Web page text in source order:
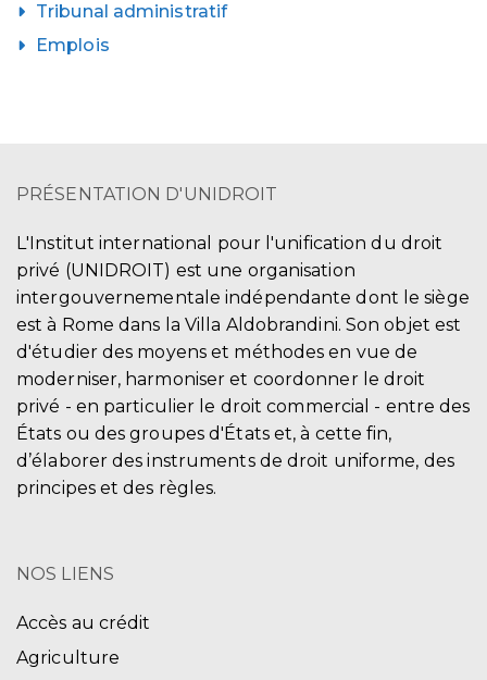
Tribunal administratif
Emplois
PRÉSENTATION D'UNIDROIT
L'Institut international pour l'unification du droit
privé (UNIDROIT) est une organisation
intergouvernementale indépendante dont le siège
est à Rome dans la Villa Aldobrandini. Son objet est
d'étudier des moyens et méthodes en vue de
moderniser, harmoniser et coordonner le droit
privé - en particulier le droit commercial - entre des
États ou des groupes d'États et, à cette fin,
d’élaborer des instruments de droit uniforme, des
principes et des règles.
NOS LIENS
Accès au crédit
Agriculture